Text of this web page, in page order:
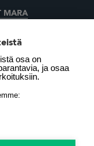
MARA
MOTIVA OY
osa on
ja osaa